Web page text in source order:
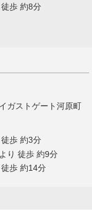
歩 約8分
ガストゲート河原町
歩 約3分
り 徒歩 約9分
歩 約14分